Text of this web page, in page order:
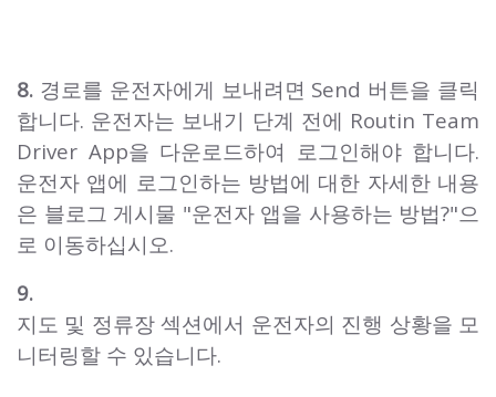
8. 경로를 운전자에게 보내려면 Send 버튼을 클릭
합니다. 운전자는 보내기 단계 전에 Routin Team
Driver App을 다운로드하여 로그인해야 합니다.
운전자 앱에 로그인하는 방법에 대한 자세한 내용
은 블로그 게시물 "운전자 앱을 사용하는 방법?"으
로 이동하십시오.
9.
지도 및 정류장 섹션에서 운전자의 진행 상황을 모
니터링할 수 있습니다.